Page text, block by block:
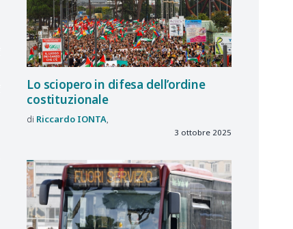
Lo sciopero in difesa dell’ordine
costituzionale
Riccardo IONTA
3 ottobre 2025